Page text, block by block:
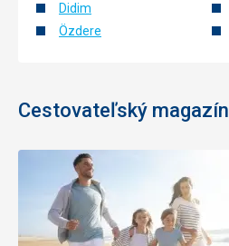
Didim
Özdere
Cestovateľský magazín